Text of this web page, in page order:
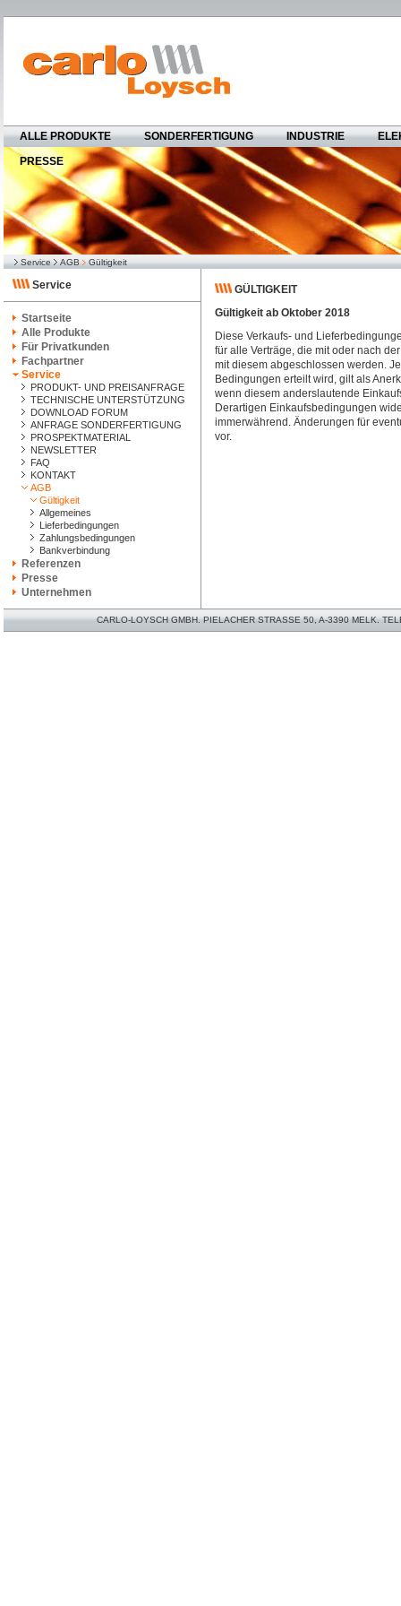
ALLE PRODUKTE SONDERFERTIGUNG INDUSTRIE
PRESSE
Service AGB Gültigkeit
Service
Startseite
Alle Produkte
Für Privatkunden
Fachpartner
Service
PRODUKT- UND PREISANFRAGE
TECHNISCHE UNTERSTÜTZUNG
DOWNLOAD FORUM
ANFRAGE SONDERFERTIGUNG
PROSPEKTMATERIAL
NEWSLETTER
FAQ
KONTAKT
AGB
Gültigkeit
Allgemeines
Lieferbedingungen
Zahlungsbedingungen
Bankverbindung
Referenzen
Presse
Unternehmen
GÜLTIGKEIT
Gültigkeit ab Oktober 2018
Diese Verkaufs- und
für alle Verträge, die mit oder nach
mit diesem abgeschlossen werden.
Bedingungen erteilt wird, gilt als
wenn diesem anderslautende
Derartigen Einkaufsbedingungen
immerwährend. Änderungen für
vor.
CARLO-LOYSCH GMBH. PIELACHER STRASSE 50, A-3390 MELK.